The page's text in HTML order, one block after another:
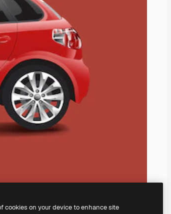
cookies on your device to enhance site